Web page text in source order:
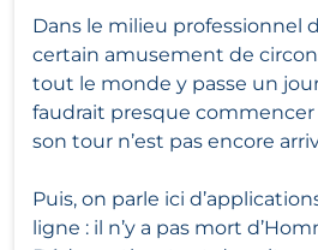
Dans le milieu professionnel
certain amusement de
tout le monde y passe un jour
faudrait presque commencer
son tour n’est pas encore
Puis, on parle ici
ligne : il n’y a pas mort